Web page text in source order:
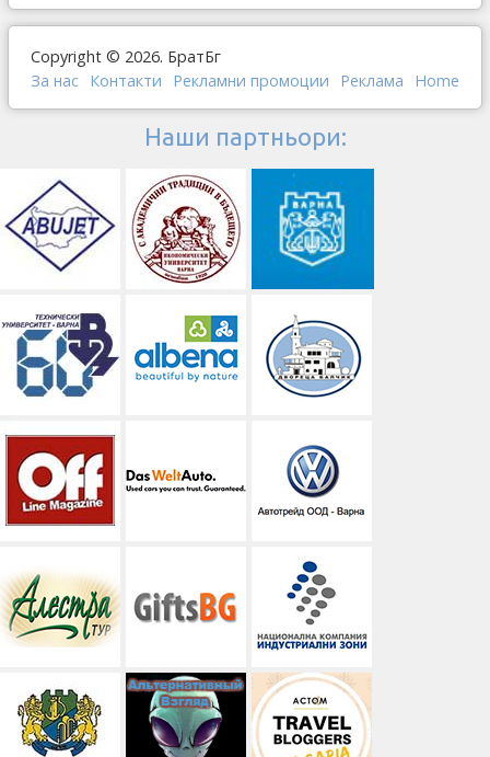
Copyright © 2026. БратБг
За нас Контакти Рекламни промоции Реклама Home
Наши партньори: